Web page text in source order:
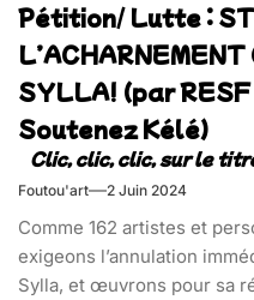
Pétition/ Lutte :
SYLLA! (par
Soutenez Kélé)
Foutou'art 2 Juin 2024
Comme 162 artistes et
exigeons l’annulation
Sylla, et œuvrons pour sa